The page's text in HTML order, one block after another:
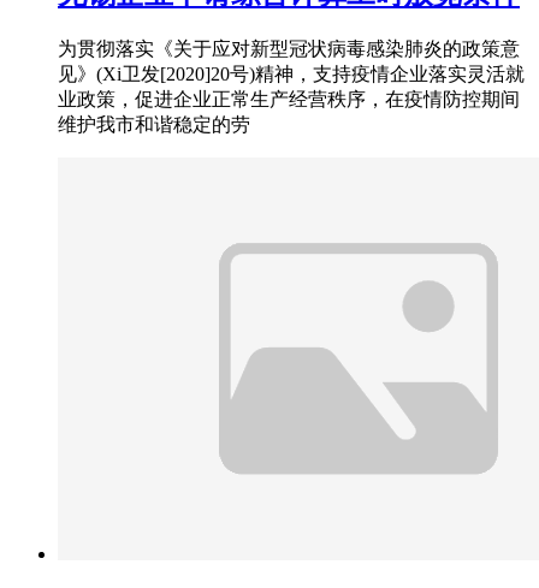
为贯彻落实《关于应对新型冠状病毒感染肺炎的政策意
见》(Xi卫发[2020]20号)精神，支持疫情企业落实灵活就
业政策，促进企业正常生产经营秩序，在疫情防控期间
维护我市和谐稳定的劳